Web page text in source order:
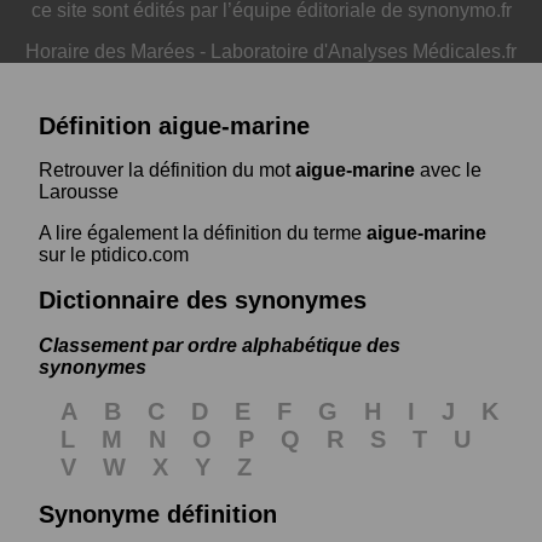
ce site sont édités par l’équipe éditoriale de synonymo.fr
Horaire des Marées - Laboratoire d'Analyses Médicales.fr
Définition aigue-marine
Retrouver la définition du motaigue-marine avec le
Larousse
A lire également la définition du terme aigue-marine
sur le ptidico.com
Dictionnaire des synonymes
Classement par ordre alphabétique des
synonymes
A B C D E F G H I J
K
L
M N O P Q R S T
U
V
W X Y
Z
Synonyme définition